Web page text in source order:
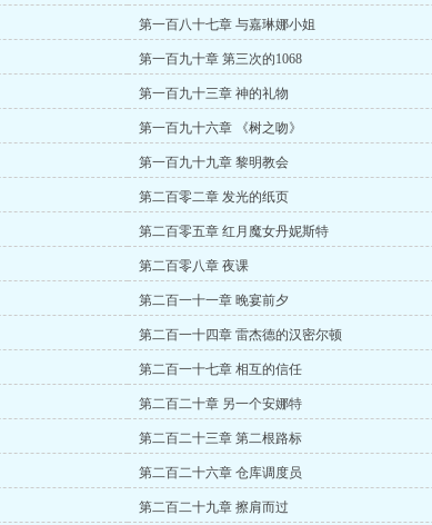
第一百八十七章 与嘉琳娜小姐
第一百九十章 第三次的1068
第一百九十三章 神的礼物
第一百九十六章 《树之吻》
第一百九十九章 黎明教会
第二百零二章 发光的纸页
第二百零五章 红月魔女丹妮斯特
第二百零八章 夜课
第二百一十一章 晚宴前夕
第二百一十四章 雷杰德的汉密尔顿
第二百一十七章 相互的信任
第二百二十章 另一个安娜特
第二百二十三章 第二根路标
第二百二十六章 仓库调度员
第二百二十九章 擦肩而过